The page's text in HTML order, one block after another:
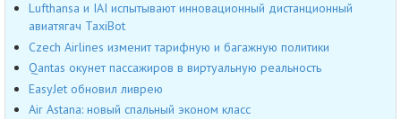
Lufthansa и IAI испытывают инновационный дистанционный
авиатягач TaxiBot
Czech Airlines изменит тарифную и багажную политики
Qantas окунет пассажиров в виртуальную реальность
EasyJet обновил ливрею
Air Astana: новый спальный эконом класс